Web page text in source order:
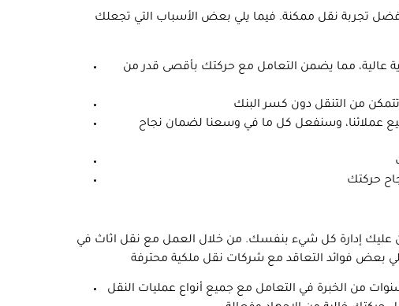
تجربة نقل ممكنة. فيما يلي بعض الأسباب التي تجعلك
عالية، مما يضمن التعامل مع حركتك بأقصى قدر من
عملائنا، وسنفعل كل ما في وسعنا لضمان نجاح
عليك إدارة كل شيء بنفسك. من خلال العمل مع نقل اثاث في
من الخبرة في التعامل مع جميع أنواع عمليات النقل